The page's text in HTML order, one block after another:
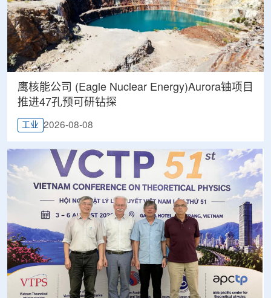
鹰核能公司 (Eagle Nuclear Energy)Aurora铀项目
推进47孔预可研钻探
工业 2026-08-08